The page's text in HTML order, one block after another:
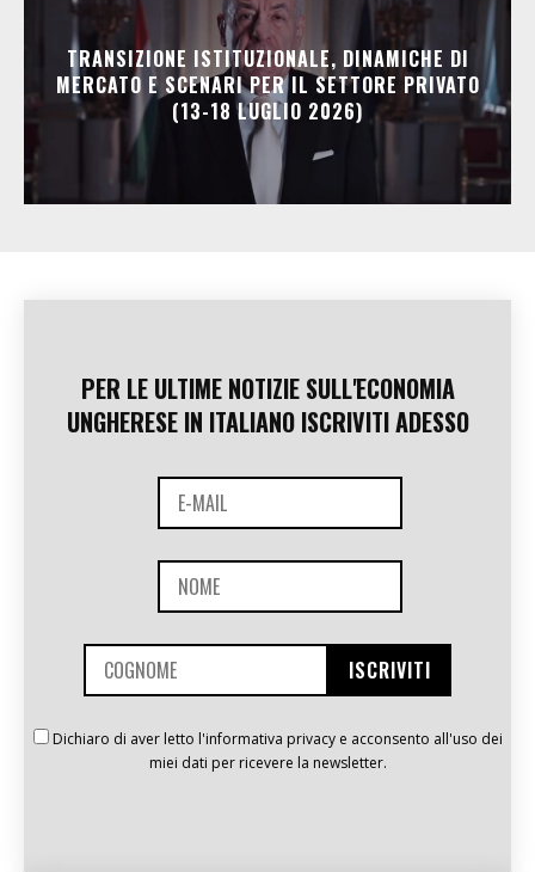
TRANSIZIONE ISTITUZIONALE, DINAMICHE DI
MERCATO E SCENARI PER IL SETTORE PRIVATO
(13-18 LUGLIO 2026)
PER LE ULTIME NOTIZIE SULL'ECONOMIA
UNGHERESE IN ITALIANO ISCRIVITI ADESSO
Dichiaro di aver letto l'informativa privacy e acconsento all'uso dei
miei dati per ricevere la newsletter.